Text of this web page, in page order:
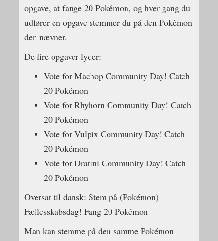
opgave, at fange 20 Pokémon, og hver gang du
udfører en opgave stemmer du på den Pokèmon
den nævner.
De fire opgaver lyder:
Vote for Machop Community Day! Catch
20 Pokémon
Vote for Rhyhorn Community Day! Catch
20 Pokémon
Vote for Vulpix Community Day! Catch
20 Pokémon
Vote for Dratini Community Day! Catch
20 Pokémon
Oversat til dansk: Stem på (Pokémon)
Fællesskabsdag! Fang 20 Pokémon
Man kan stemme på den samme Pokémon